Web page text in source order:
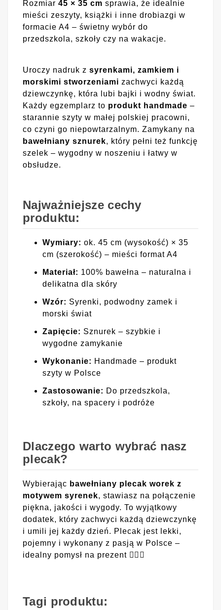
Rozmiar 45 × 35 cm sprawia, że idealnie
mieści zeszyty, książki i inne drobiazgi w
formacie A4 – świetny wybór do
przedszkola, szkoły czy na wakacje.
Uroczy nadruk z syrenkami, zamkiem i
morskimi stworzeniami zachwyci każdą
dziewczynkę, która lubi bajki i wodny świat.
Każdy egzemplarz to produkt handmade –
starannie szyty w małej polskiej pracowni,
co czyni go niepowtarzalnym. Zamykany na
bawełniany sznurek, który pełni też funkcję
szelek – wygodny w noszeniu i łatwy w
obsłudze.
Najważniejsze cechy
produktu:
Wymiary: ok. 45 cm (wysokość) × 35
cm (szerokość) – mieści format A4
Materiał: 100% bawełna – naturalna i
delikatna dla skóry
Wzór: Syrenki, podwodny zamek i
morski świat
Zapięcie: Sznurek – szybkie i
wygodne zamykanie
Wykonanie: Handmade – produkt
szyty w Polsce
Zastosowanie: Do przedszkola,
szkoły, na spacery i podróże
Dlaczego warto wybrać nasz
plecak?
Wybierając bawełniany plecak worek z
motywem syrenek, stawiasz na połączenie
piękna, jakości i wygody. To wyjątkowy
dodatek, który zachwyci każdą dziewczynkę
i umili jej każdy dzień. Plecak jest lekki,
pojemny i wykonany z pasją w Polsce –
idealny pomysł na prezent 🧜‍♀️✨
Tagi produktu: